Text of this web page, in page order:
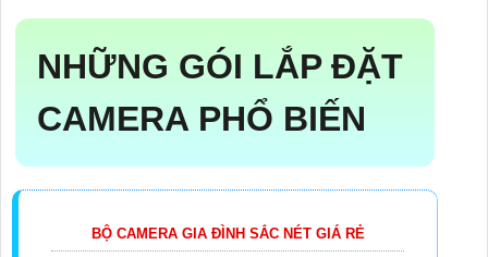
NHỮNG GÓI LẮP ĐẶT
CAMERA PHỔ BIẾN
BỘ CAMERA GIA ĐÌNH SẮC NÉT GIÁ RẺ